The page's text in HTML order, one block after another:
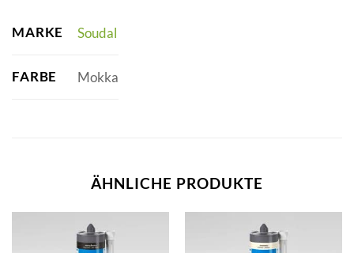
MARKE Soudal
FARBE Mokka
ÄHNLICHE PRODUKTE